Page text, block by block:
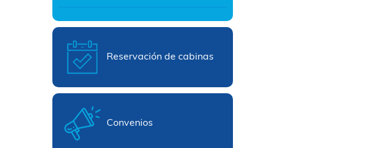
Reservación de cabinas
Convenios